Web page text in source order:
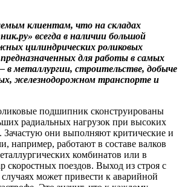
клиентам, что на складах
всегда в наличии большой
цилиндрических роликовых
для работы в самых
в металлургии, строительстве, добыче
железнодорожном транспорте и
подшипник сконструированы
радиальных нагрузок при высоких
Зачастую они выполняют критические и
например, работают в составе валков
комбинатов или в
скоростных поездов. Выход из строя с
может привести к аварийной